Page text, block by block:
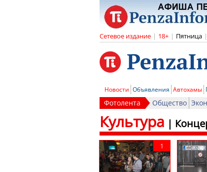
Сетевое издание | 18+ | Пятница |
Новости Объявления Автохамы
Фотолента Общество
Культура |